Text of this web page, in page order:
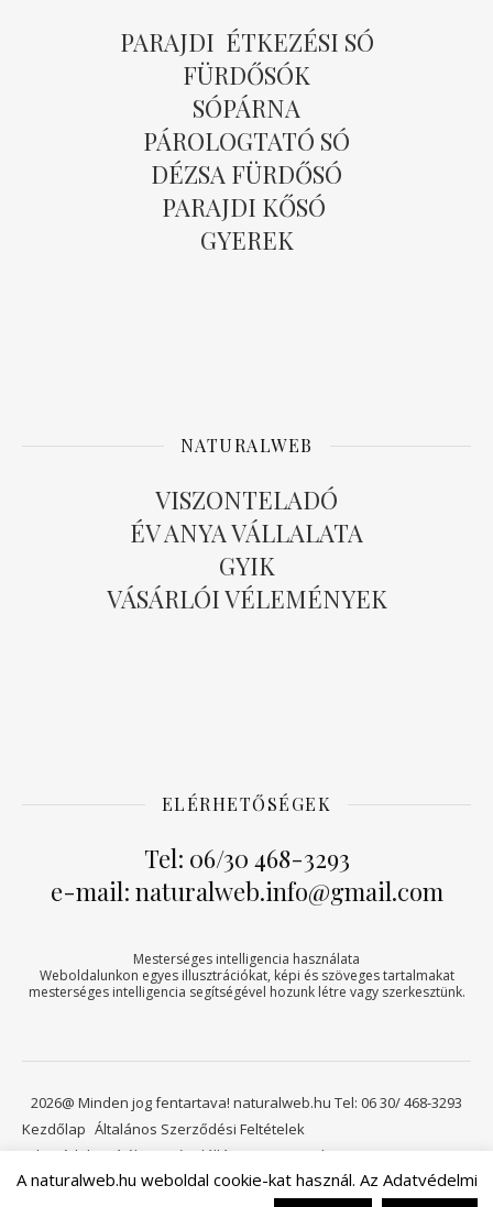
PARAJDI ÉTKEZÉSI SÓ
FÜRDŐSÓK
SÓPÁRNA
PÁROLOGTATÓ SÓ
DÉZSA FÜRDŐSÓ
PARAJDI KŐSÓ
GYEREK
NATURALWEB
VISZONTELADÓ
ÉV ANYA VÁLLALATA
GYIK
VÁSÁRLÓI VÉLEMÉNYEK
ELÉRHETŐSÉGEK
Tel: 06/30 468-3293
e-mail: naturalweb.info@gmail.com
Mesterséges intelligencia használata
Weboldalunkon egyes illusztrációkat, képi és szöveges tartalmakat
mesterséges intelligencia segítségével hozunk létre vagy szerkesztünk.
2026@ Minden jog fentartava! naturalweb.hu Tel: 06 30/ 468-3293
Kezdőlap Általános Szerződési Feltételek
Adatvédelmi tájékoztató
Elállási jog
Kapcsolat
Viszonteladóknak Kosár
A naturalweb.hu weboldal cookie-kat használ. Az Adatvédelmi